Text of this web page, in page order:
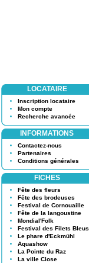
LOCATAIRE
Inscription locataire
Mon compte
Recherche avancée
INFORMATIONS
Contactez-nous
Partenaires
Conditions générales
FICHES
Fête des fleurs
Fête des brodeuses
Festival de Cornouaille
Fête de la langoustine
Mondial'Folk
Festival des Filets Bleus
Le phare d'Eckmühl
Aquashow
La Pointe du Raz
La ville Close